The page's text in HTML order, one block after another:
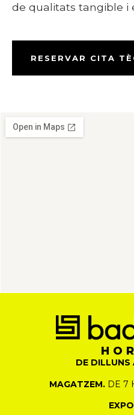
de qualitats tangible i
RESERVAR CITA
DE DILLUNS
MAGATZEM. DE 7